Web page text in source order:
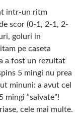
intr-un ritm
scor (0-1, 2-1, 2-
goluri in
pe caseta
a fost un rezultat
5 mingi nu prea
minuni: a avut cel
mingi ”salvate”!
cele mai multe.